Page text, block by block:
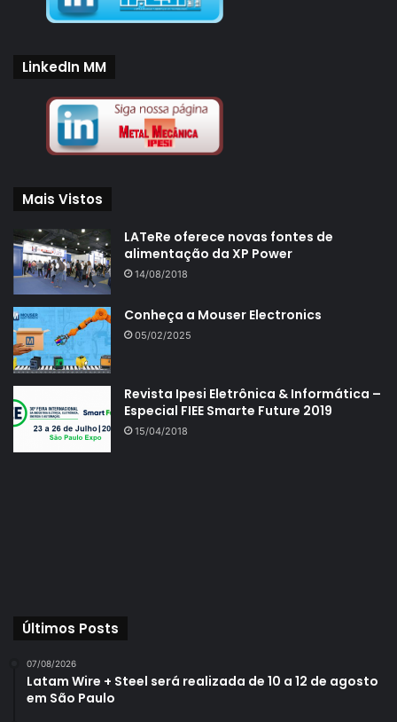
LinkedIn MM
Mais Vistos
LATeRe oferece novas fontes de
alimentação da XP Power
14/08/2018
Conheça a Mouser Electronics
05/02/2025
Revista Ipesi Eletrônica & Informática –
Especial FIEE Smarte Future 2019
15/04/2018
Últimos Posts
07/08/2026
Latam Wire + Steel será realizada de 10 a 12 de agosto
em São Paulo